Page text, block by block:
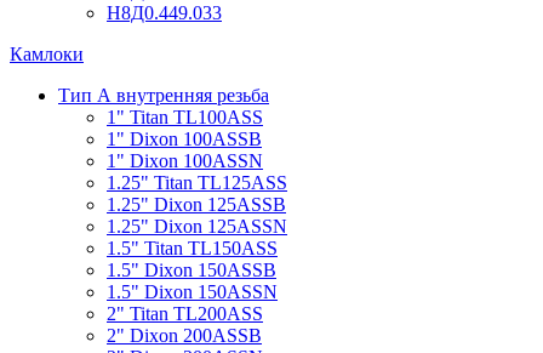
Н8Д0.449.033
Камлоки
Тип А внутренняя резьба
1" Titan TL100ASS
1" Dixon 100ASSB
1" Dixon 100ASSN
1.25" Titan TL125ASS
1.25" Dixon 125ASSB
1.25" Dixon 125ASSN
1.5" Titan TL150ASS
1.5" Dixon 150ASSB
1.5" Dixon 150ASSN
2" Titan TL200ASS
2" Dixon 200ASSB